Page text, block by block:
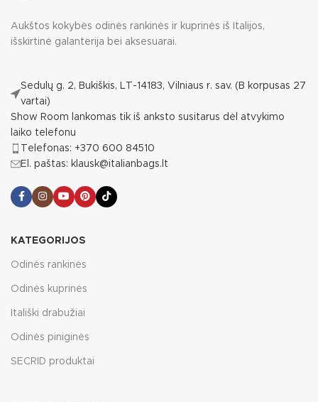
Aukštos kokybės odinės rankinės ir kuprinės iš Italijos,
išskirtinė galanterija bei aksesuarai.
Sedulų g. 2, Bukiškis, LT-14183, Vilniaus r. sav. (B korpusas 27
vartai)
Show Room lankomas tik iš anksto susitarus dėl atvykimo
laiko telefonu
Telefonas: +370 600 84510
El. paštas: klausk@italianbags.lt
KATEGORIJOS
Odinės rankinės
Odinės kuprinės
Itališki drabužiai
Odinės piniginės
SECRID produktai